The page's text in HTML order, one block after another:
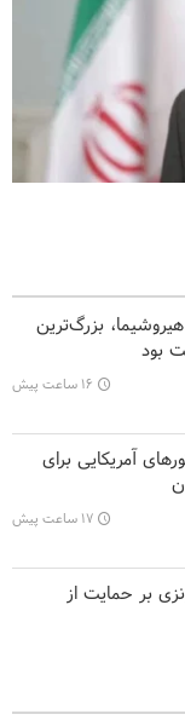
شروط ایران است
حمله به ایران
رژیم صهیونیستی
بزرگ‌ترین
بود
۱۶ ساعت پیش
آمریکایی برای
۱۷ ساعت پیش
بر حمایت از